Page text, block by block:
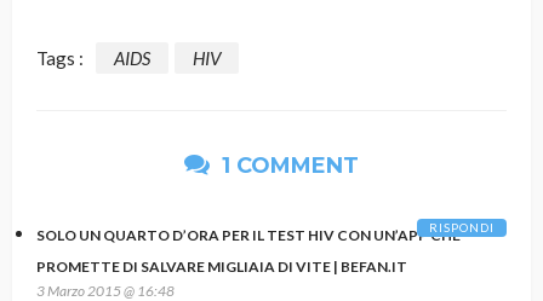
Tags : AIDS HIV
1 COMMENT
SOLO UN QUARTO D’ORA PER IL TEST HIV CON UN’APP CHE
PROMETTE DI SALVARE MIGLIAIA DI VITE | BEFAN.IT
3 Marzo 2015 @ 16:48
RISPONDI